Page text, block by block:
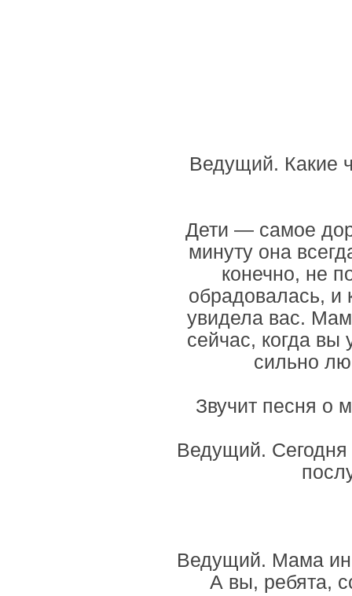
Ведущий. Какие
Дети — самое
минуту она
конечно, не
обрадовалась, и
увидела вас.
сейчас, когда
сильно
Звучит песня о
Ведущий.
Ведущий. Мама
А вы, ребята,